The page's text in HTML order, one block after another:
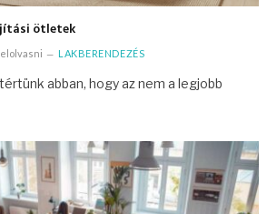
ötletek
LAKBERENDEZÉS
abban, hogy az nem a legjobb